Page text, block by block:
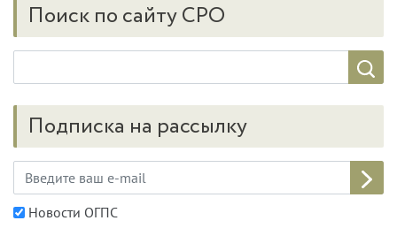
Поиск по сайту СРО
Подписка на рассылку
Новости ОГПС